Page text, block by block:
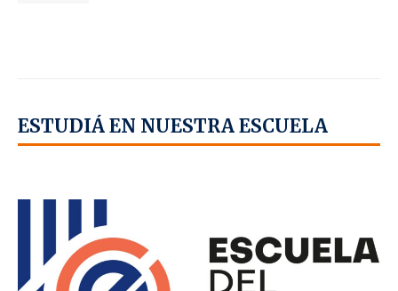
ESTUDIÁ EN NUESTRA ESCUELA